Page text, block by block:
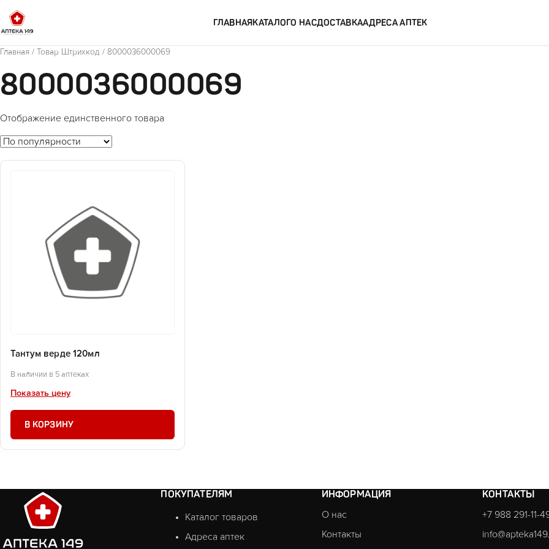
ГЛАВНАЯКАТАЛОГО НАСДОСТАВКААДРЕСА АПТЕК
Главная / Товар Штрихкод / 8000036000069
8000036000069
Отображение единственного товара
Тантум верде 120мл
В наличии в 5 аптеках
Показать цену
В КОРЗИНУ
ПОКУПАТЕЛЯМ
Каталог товаров
Адреса аптек
ИНФОРМАЦИЯ
О нас
Контакты
КОНТАКТЫ
+7 988 291-11-